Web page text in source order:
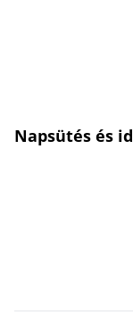
Napsütés és